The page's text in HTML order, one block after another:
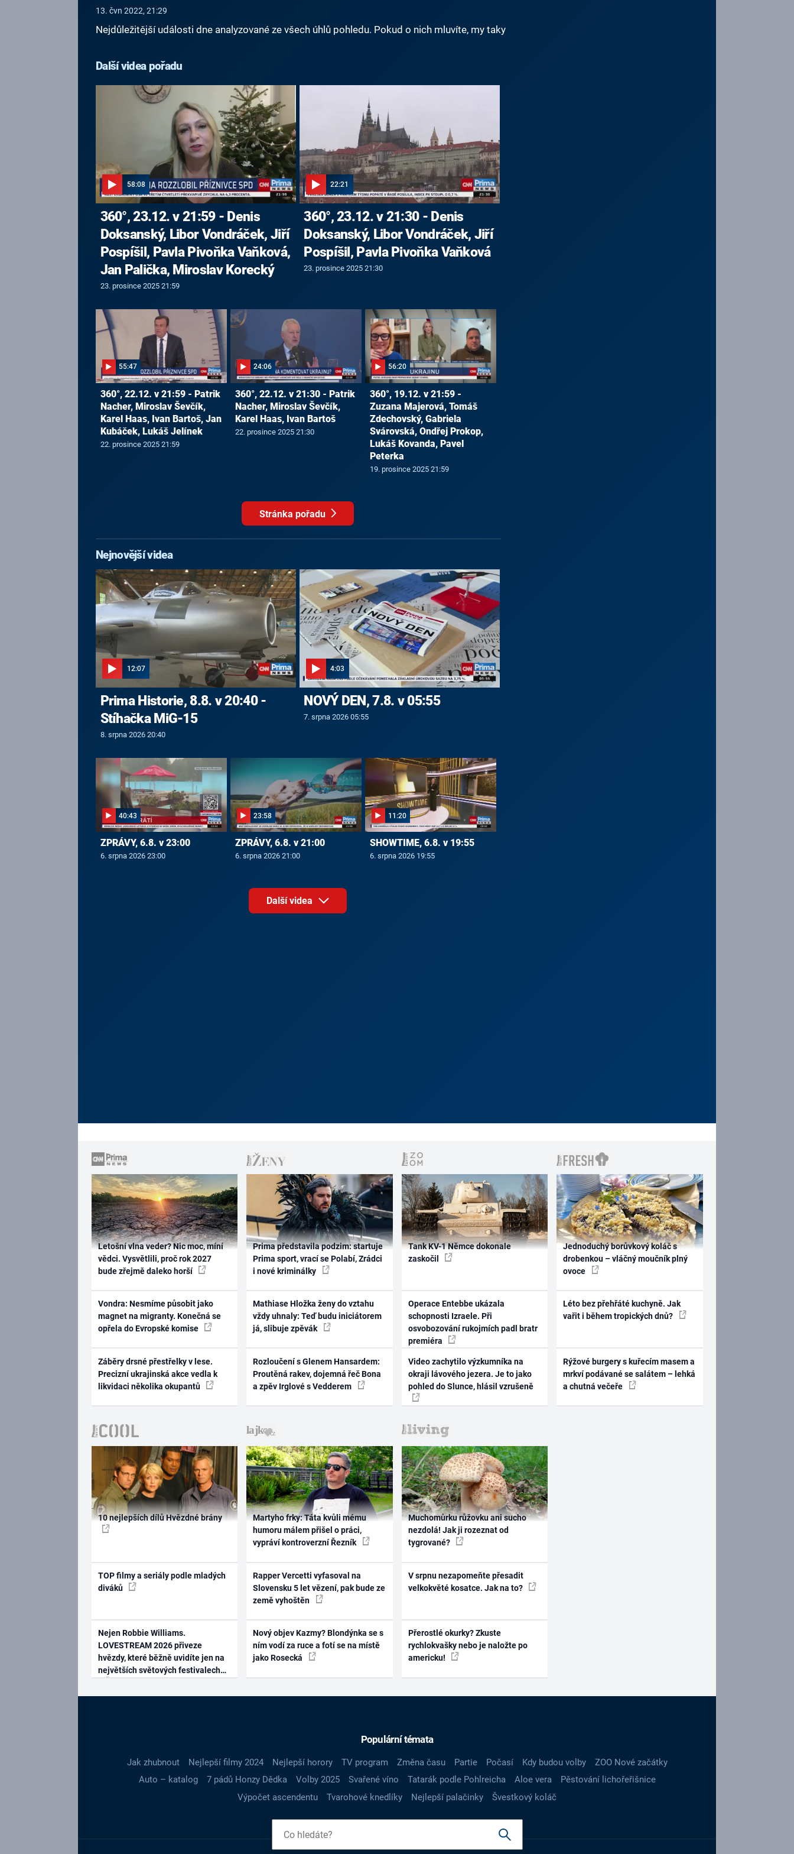
13. čvn 2022, 21:29
Nejdůležitější události dne analyzované ze všech úhlů pohledu. Pokud o nich mluvíte, my taky
Další videa pořadu
58:08
360°, 23.12. v 21:59 - Denis
Doksanský, Libor Vondráček, Jiří
Pospíšil, Pavla Pivoňka Vaňková,
Jan Palička, Miroslav Korecký
23. prosince 2025 21:59
22:21
360°, 23.12. v 21:30 - Denis
Doksanský, Libor Vondráček, Jiří
Pospíšil, Pavla Pivoňka Vaňková
23. prosince 2025 21:30
55:47
360°, 22.12. v 21:59 - Patrik
Nacher, Miroslav Ševčík,
Karel Haas, Ivan Bartoš, Jan
Kubáček, Lukáš Jelínek
22. prosince 2025 21:59
24:06
360°, 22.12. v 21:30 - Patrik
Nacher, Miroslav Ševčík,
Karel Haas, Ivan Bartoš
22. prosince 2025 21:30
56:20
360°, 19.12. v 21:59 -
Zuzana Majerová, Tomáš
Zdechovský, Gabriela
Svárovská, Ondřej Prokop,
Lukáš Kovanda, Pavel
Peterka
19. prosince 2025 21:59
Stránka pořadu
Nejnovější videa
12:07
Prima Historie, 8.8. v 20:40 -
Stíhačka MiG-15
8. srpna 2026 20:40
4:03
NOVÝ DEN, 7.8. v 05:55
7. srpna 2026 05:55
40:43
ZPRÁVY, 6.8. v 23:00
6. srpna 2026 23:00
23:58
ZPRÁVY, 6.8. v 21:00
6. srpna 2026 21:00
11:20
SHOWTIME, 6.8. v 19:55
6. srpna 2026 19:55
Další videa
Letošní vlna veder? Nic moc, míní
vědci. Vysvětlili, proč rok 2027
bude zřejmě daleko horší
Vondra: Nesmíme působit jako
magnet na migranty. Konečná se
opřela do Evropské komise
Záběry drsné přestřelky v lese.
Precizní ukrajinská akce vedla k
likvidaci několika okupantů
Prima představila podzim: startuje
Prima sport, vrací se Polabí, Zrádci
i nové kriminálky
Mathiase Hložka ženy do vztahu
vždy uhnaly: Teď budu iniciátorem
já, slibuje zpěvák
Rozloučení s Glenem Hansardem:
Proutěná rakev, dojemná řeč Bona
a zpěv Irglové s Vedderem
Tank KV-1 Němce dokonale
zaskočil
Operace Entebbe ukázala
schopnosti Izraele. Při
osvobozování rukojmích padl bratr
premiéra
Video zachytilo výzkumníka na
okraji lávového jezera. Je to jako
pohled do Slunce, hlásil vzrušeně
Jednoduchý borůvkový koláč s
drobenkou – vláčný moučník plný
ovoce
Léto bez přehřáté kuchyně. Jak
vařit i během tropických dnů?
Rýžové burgery s kuřecím masem a
mrkví podávané se salátem – lehká
a chutná večeře
10 nejlepších dílů Hvězdné brány
TOP filmy a seriály podle mladých
diváků
Nejen Robbie Williams.
LOVESTREAM 2026 přiveze
hvězdy, které běžně uvidíte jen na
největších světových festivalech
Martyho frky: Táta kvůli mému
humoru málem přišel o práci,
vypráví kontroverzní Řezník
Rapper Vercetti vyfasoval na
Slovensku 5 let vězení, pak bude ze
země vyhoštěn
Nový objev Kazmy? Blondýnka se s
ním vodí za ruce a fotí se na místě
jako Rosecká
Muchomůrku růžovku ani sucho
nezdolá! Jak ji rozeznat od
tygrované?
V srpnu nezapomeňte přesadit
velkokvěté kosatce. Jak na to?
Přerostlé okurky? Zkuste
rychlokvašky nebo je naložte po
americku!
Populární témata
Jak zhubnout Nejlepší filmy 2024 Nejlepší horory TV program Změna času Partie Počasí Kdy budou volby
ZOO Nové začátky
Auto – katalog
7 pádů Honzy Dědka Volby 2025 Svařené víno Tatarák podle Pohlreicha Aloe vera
Pěstování lichořeřišnice
Výpočet ascendentu
Tvarohové knedlíky Nejlepší palačinky Švestkový koláč